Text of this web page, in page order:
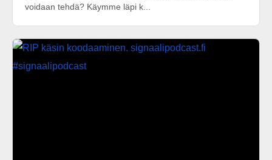
voidaan tehdä? Käymme läpi k...